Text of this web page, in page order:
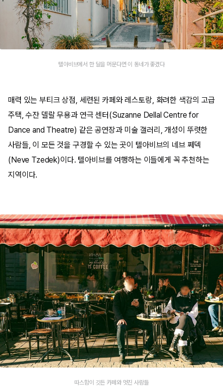
텔아비브에서 한 달을 머문다면 이 동네가 좋겠다
매력 있는 부티크 상점, 세련된 카페와 레스토랑, 화려한 색감의 고급
주택, 수잔 델랄 무용과 연극 센터(Suzanne Dellal Centre for
Dance and Theatre) 같은 공연장과 미술 갤러리, 개성이 뚜렷한
사람들, 이 모든 것을 구경할 수 있는 곳이 텔아비브의 네브 쩨덱
(Neve Tzedek)이다. 텔아비브를 여행하는 이들에게 꼭 추천하는
지역이다.
따스함이 깃든 카페와 멋진 사람들